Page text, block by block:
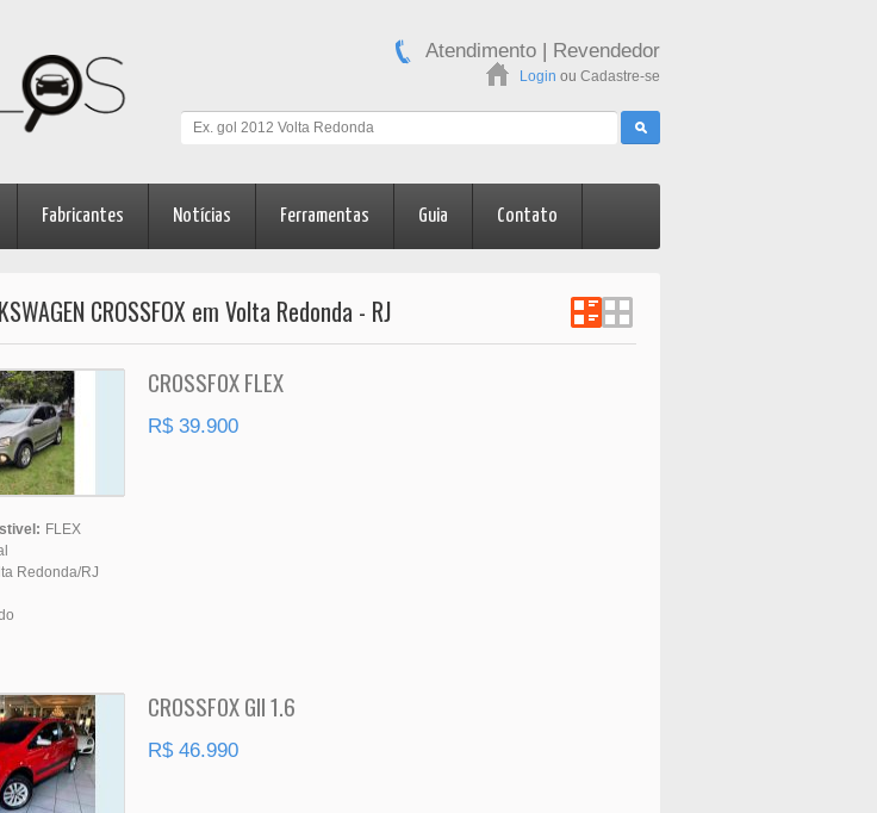
Atendimento | Revendedor
Login ou Cadastre-se
Fabricantes Notícias Ferramentas Guia Contato
CROSSFOX em Volta Redonda - RJ
CROSSFOX FLEX
R$ 39.900
FLEX
Redonda/RJ
CROSSFOX GII 1.6
R$ 46.990